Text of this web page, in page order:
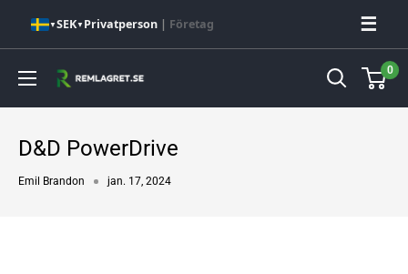
▼SEK▼ Privatperson | Företag ☰
Remlagret.se
0
D&D PowerDrive
Emil Brandon jan. 17, 2024